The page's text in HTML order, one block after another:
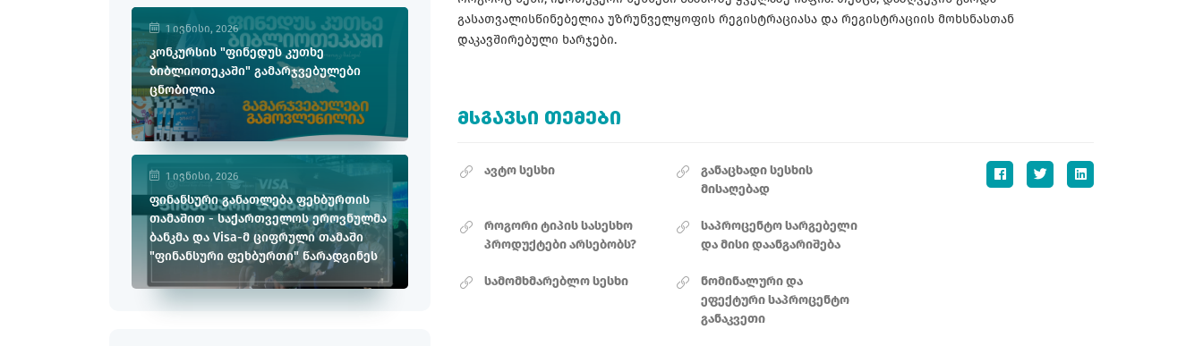
1 ივნისი, 2026
კონკურსის "ფინედუს კუთხე
ბიბლიოთეკაში" გამარჯვებულები
ცნობილია
1 ივნისი, 2026
ფინანსური განათლება ფეხბურთის
თამაშით - საქართველოს ეროვნულმა
ბანკმა და Visa-მ ციფრული თამაში
"ფინანსური ფეხბურთი" წარადგინეს
გასათვალისწინებელია უზრუნველყოფის რეგისტრაციასა და რეგისტრაციის მოხსნასთან
დაკავშირებული ხარჯები.
ᲛᲡᲒᲐᲕᲡᲘ ᲗᲔᲛᲔᲑᲘ
ავტო სესხი
განაცხადი სესხის
მისაღებად
როგორი ტიპის სასესხო
პროდუქტები არსებობს?
საპროცენტო სარგებელი
და მისი დაანგარიშება
სამომხმარებლო სესხი
ნომინალური და
ეფექტური საპროცენტო
განაკვეთი